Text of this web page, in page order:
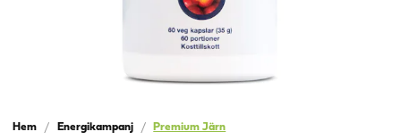
Hem Energikampanj Premium Järn